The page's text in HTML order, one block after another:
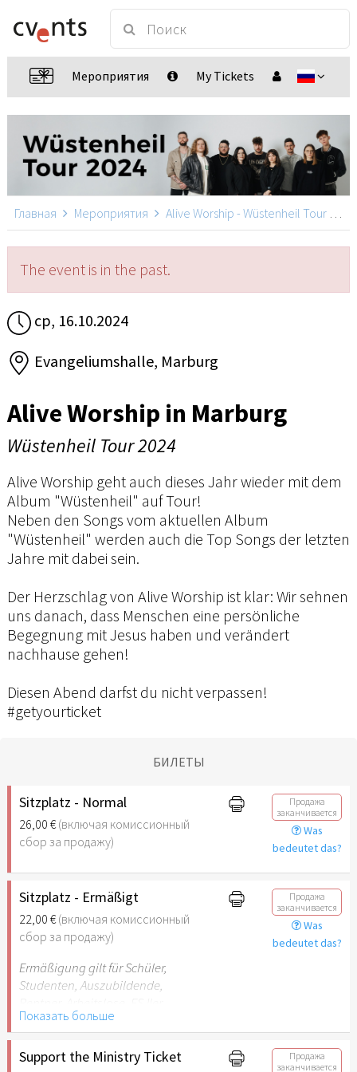
Мероприятия My Tickets
Главная Мероприятия Alive Worship - Wüstenheil Tour 2024
The event is in the past.
ср, 16.10.2024
Evangeliumshalle, Marburg
Alive Worship in Marburg
Wüstenheil Tour 2024
Alive Worship geht auch dieses Jahr wieder mit dem
Album "Wüstenheil" auf Tour!
Neben den Songs vom aktuellen Album
"Wüstenheil" werden auch die Top Songs der letzten
Jahre mit dabei sein.
Der Herzschlag von Alive Worship ist klar: Wir sehnen
uns danach, dass Menschen eine persönliche
Begegnung mit Jesus haben und verändert
nachhause gehen!
Diesen Abend darfst du nicht verpassen!
#getyourticket
БИЛЕТЫ
Sitzplatz - Normal
26,00 €(включая комиссионный
сбор за продажу)
Продажа
заканчивается
Was
bedeutet das?
Sitzplatz - Ermäßigt
22,00 €(включая комиссионный
сбор за продажу)
Продажа
заканчивается
Was
bedeutet das?
Ermäßigung gilt für Schüler,
Studenten, Auszubildende,
BFDler, Personen mit
Behinderungen
(Begleitperson frei bei B-
Показать больше
Support the Ministry Ticket
Продажа
заканчивается